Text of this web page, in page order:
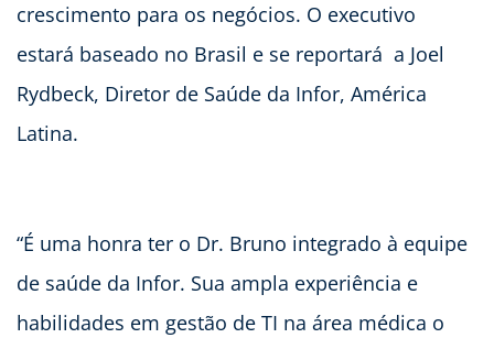
crescimento para os negócios. O executivo
estará baseado no Brasil e se reportará a Joel
Rydbeck, Diretor de Saúde da Infor, América
Latina.
“É uma honra ter o Dr. Bruno integrado à equipe
de saúde da Infor. Sua ampla experiência e
habilidades em gestão de TI na área médica o